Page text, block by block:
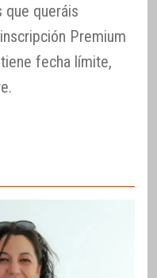
que queráis
Premium
fecha límite,